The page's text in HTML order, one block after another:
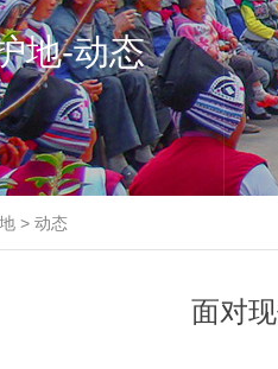
地-动态
> 动态
面对